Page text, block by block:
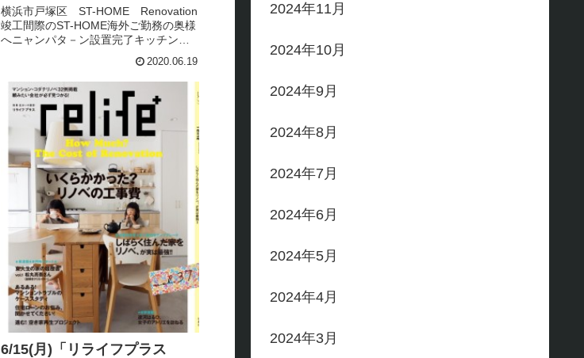
横浜市戸塚区 ST-HOME Renovation
竣工間際のST-HOME海外ご勤務の奥様
へニャンパタ－ン設置完了キッチン全
体像 既存キッチン扉の色が、全体に
馴染んで良い感じです。素敵な、冷蔵
庫置き場に！。お庭では、野良猫さん
の子猫さんが４...
2020.06.19
6/15(月)「リライフプラス
2024年11月
2024年10月
2024年9月
2024年8月
2024年7月
2024年6月
2024年5月
2024年4月
2024年3月